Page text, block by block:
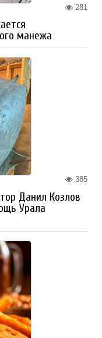
281
манежа
385
Данил Козлов
Урала